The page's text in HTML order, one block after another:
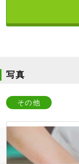
写真
その他